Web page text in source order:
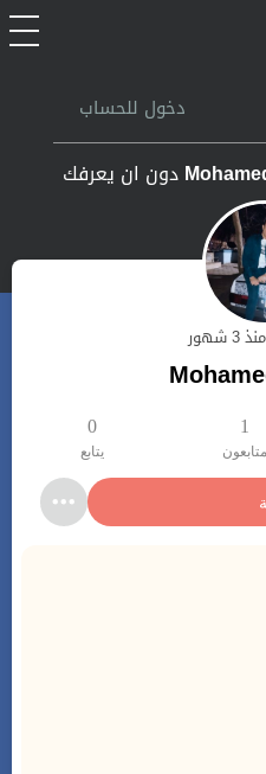
دخول للحساب
دون ان يعرفك
1
متابعون
0
يتابع